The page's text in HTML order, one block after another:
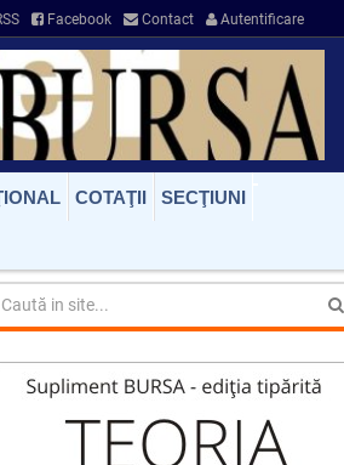
Facebook Contact Autentificare
COTAŢII SECŢIUNI